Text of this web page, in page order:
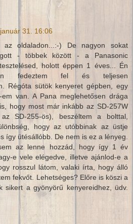
31. 16:06
az oldaladon...:-) De nagyon sokat
- többek között - a Panasonic
holott éppen 1 éves... Én
fedeztem fel és teljesen
Régóta sütök kenyeret gépben, egy
em van. A Pana meglehetősen drága
hogy most már inkább az SD-257W
SD-255-ös), beszéltem a bolttal,
hogy az utóbbinak az üstje
így ütésállóbb. De nem is ez a lényeg.
az lenne hozzád, hogy így 1 év
e vele elégedve, illetve ajánlod-e a
rosszul látom, valaki írta, hogy álló
fekvőt. Lehetséges? Előre is köszi a
sikert a gyönyörű kenyereidhez, üdv.